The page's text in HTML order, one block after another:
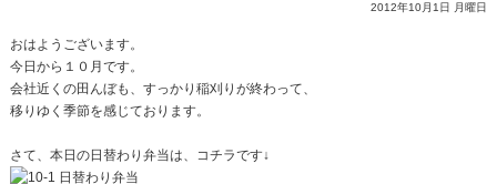
2012年10月1日 月曜日
おはようございます。
今日から１０月です。
会社近くの田んぼも、すっかり稲刈りが終わって、
移りゆく季節を感じております。
さて、本日の日替わり弁当は、コチラです↓